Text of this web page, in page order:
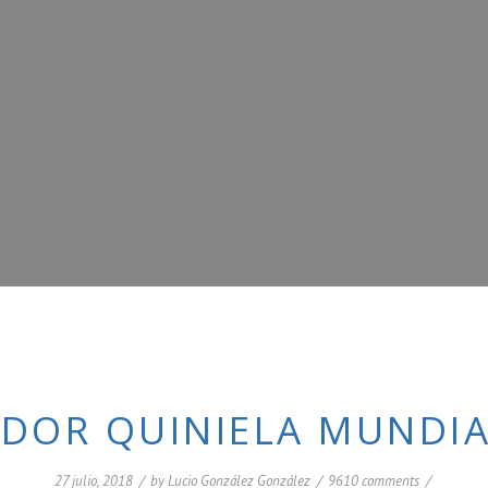
QUINIELA
27 julio, 2018 / byLucio González González / 9610 comments /